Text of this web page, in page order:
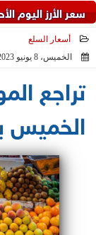
اليوم الأحد عند
أسعار السلع
الخميس، 8 يونيو 2023
تراجع
الخميس